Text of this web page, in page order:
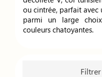
ou cintrée, parfait avec
parmi un large
couleurs chatoyantes.
Filtrer